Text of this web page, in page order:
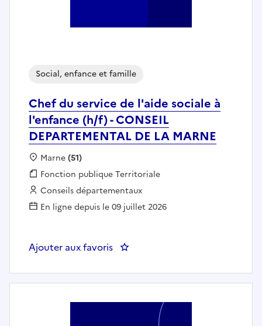
Chef du service de l'aide sociale à
l'enfance (h/f) - CONSEIL
DEPARTEMENTAL DE LA MARNE
Social, enfance et famille
Localisation :
Marne(51)
Fonction publique :
Fonction publique Territoriale
Employeur :
Conseils départementaux
En ligne depuis le 09 juillet 2026
Ajouter aux favoris : Chef du service de l'aide